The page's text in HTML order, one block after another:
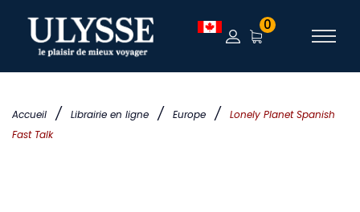
Accueil / Librairie en ligne / Europe /
Lonely Planet Spanish
Fast Talk
0